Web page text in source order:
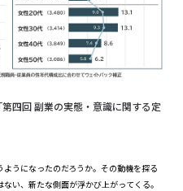
四回 副業の実態・意識に関する定
うになったのだろうか。その動機を探る
い、新たな側面が浮かび上がってくる。